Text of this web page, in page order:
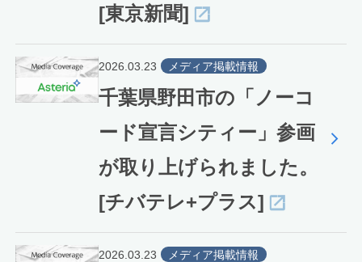
[東京新聞]
2026.03.23 メディア掲載情報
千葉県野田市の「ノーコ
ード宣言シティー」参画
が取り上げられました。
[チバテレ+プラス]
2026.03.23 メディア掲載情報